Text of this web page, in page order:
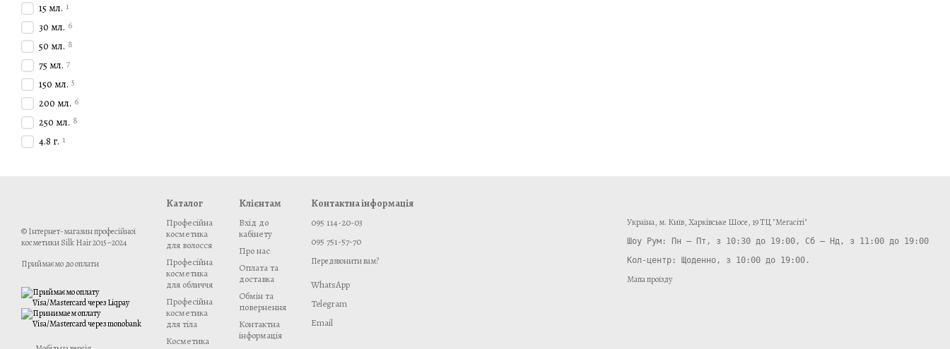
15 мл. 1
30 мл. 6
50 мл. 8
75 мл. 7
150 мл. 5
200 мл. 6
250 мл. 8
4.8 г. 1
© Інтернет-магазин професійної
косметики Silk Hair 2015–2024
Приймаємо до оплати
Каталог
Професійна
косметика
для волосся
Професійна
косметика
для обличчя
Професійна
косметика
для тіла
Косметика
Клієнтам
Вхід до
кабінету
Про нас
Оплата та
доставка
Обмін та
повернення
Контактна
інформація
Контактна інформація
095 114-20-03
095 751-57-70
Передзвонити вам?
WhatsApp
Telegram
Email
Українa, м. Київ, Харківське Шосе, 19 ТЦ "Мегасіті"
Кол-центр: Щоденно, з 10:00 до 19:00.
Мапа проїзду